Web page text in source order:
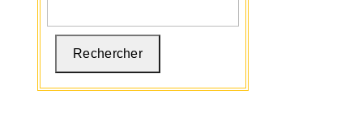
Rechercher